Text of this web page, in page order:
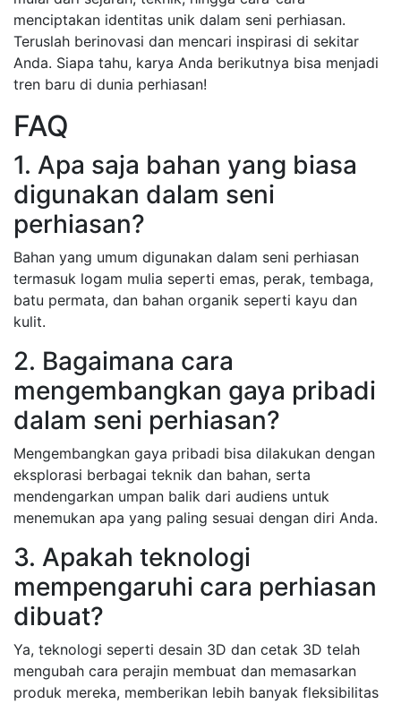
menciptakan identitas unik dalam seni perhiasan.
Teruslah berinovasi dan mencari inspirasi di sekitar
Anda. Siapa tahu, karya Anda berikutnya bisa menjadi
tren baru di dunia perhiasan!
FAQ
1. Apa saja bahan yang biasa
digunakan dalam seni
perhiasan?
Bahan yang umum digunakan dalam seni perhiasan
termasuk logam mulia seperti emas, perak, tembaga,
batu permata, dan bahan organik seperti kayu dan
kulit.
2. Bagaimana cara
mengembangkan gaya pribadi
dalam seni perhiasan?
Mengembangkan gaya pribadi bisa dilakukan dengan
eksplorasi berbagai teknik dan bahan, serta
mendengarkan umpan balik dari audiens untuk
menemukan apa yang paling sesuai dengan diri Anda.
3. Apakah teknologi
mempengaruhi cara perhiasan
dibuat?
Ya, teknologi seperti desain 3D dan cetak 3D telah
mengubah cara perajin membuat dan memasarkan
produk mereka, memberikan lebih banyak fleksibilitas